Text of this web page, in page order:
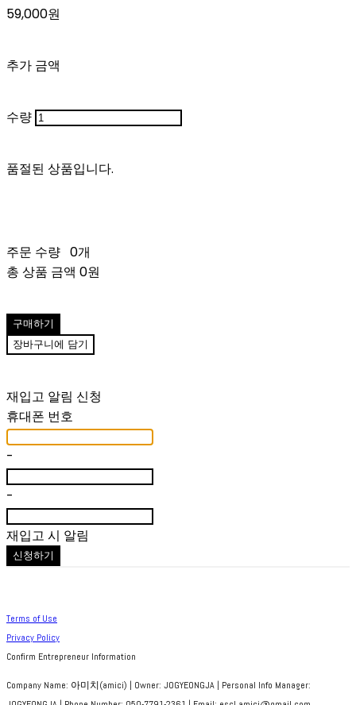
59,000원
추가 금액
수량
품절된 상품입니다.
주문 수량 0개
총 상품 금액 0원
구매하기
장바구니에 담기
재입고 알림 신청
휴대폰 번호
-
-
재입고 시 알림
신청하기
Terms of Use
Privacy Policy
Confirm Entrepreneur Information
Company Name: 아미치(amici) | Owner: JOGYEONGJA | Personal Info Manager: